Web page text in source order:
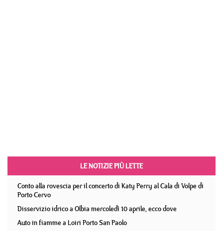
LE NOTIZIE PIÙ LETTE
Conto alla rovescia per il concerto di Katy Perry al Cala di Volpe di
Porto Cervo
Disservizio idrico a Olbia mercoledì 10 aprile, ecco dove
Auto in fiamme a Loiri Porto San Paolo